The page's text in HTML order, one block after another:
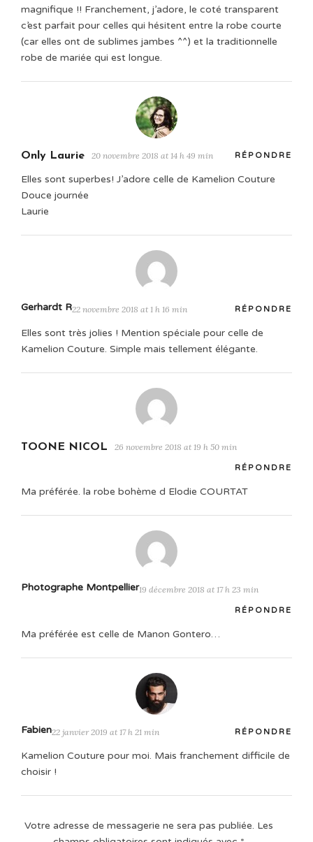
magnifique !! Franchement, j’adore, le coté transparent
c’est parfait pour celles qui hésitent entre la robe courte
(car elles ont de sublimes jambes ^^) et la traditionnelle
robe de mariée qui est longue.
Only Laurie 20 novembre 2018 at 14 h 49 min RÉPONDRE
Elles sont superbes! J’adore celle de Kamelion Couture
Douce journée
Laurie
Gerhardt R22 novembre 2018 at 1 h 16 min RÉPONDRE
Elles sont très jolies ! Mention spéciale pour celle de
Kamelion Couture. Simple mais tellement élégante.
TOONE NICOL 26 novembre 2018 at 19 h 50 min
RÉPONDRE
Ma préférée. la robe bohème d Elodie COURTAT
Photographe Montpellier19 décembre 2018 at 17 h 23 min
RÉPONDRE
Ma préférée est celle de Manon Gontero…
Fabien22 janvier 2019 at 17 h 21 min RÉPONDRE
Kamelion Couture pour moi. Mais franchement difficile de
choisir !
Votre adresse de messagerie ne sera pas publiée. Les